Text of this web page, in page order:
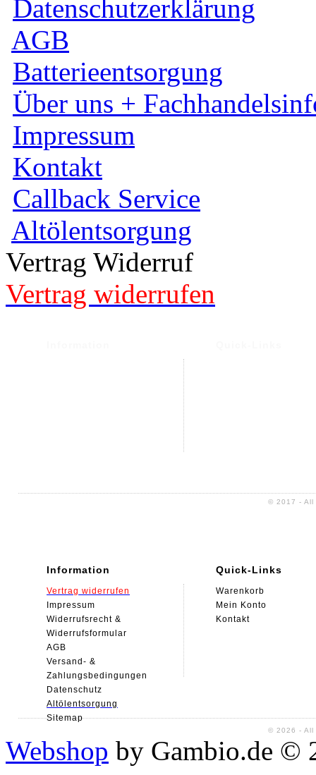
Datenschutzerklärung
AGB
Batterieentsorgung
Über uns +
Impressum
Kontakt
Callback Service
Altölentsorgung
Vertrag Widerruf
Vertrag widerrufen
© 2017 - All
Information
Vertrag widerrufen
Impressum
Widerrufsrecht &
Widerrufsformular
AGB
Versand- &
Zahlungsbedingungen
Datenschutz
Altölentsorgung
Sitemap
Quick-Links
Warenkorb
Mein Konto
Kontakt
© 2026 - All
Webshop by Gambio.de ©